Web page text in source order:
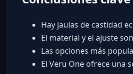
Hay jaulas de castidad
El material y el ajuste
Las opciones más
El Veru One ofrece una